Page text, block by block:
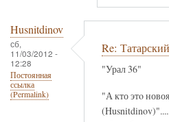
Husnitdinov
сб,
11/03/2012 -
12:28
Постоянная
ссылка
(Permalink)
Re:
"Урал 36"
"А кто этo